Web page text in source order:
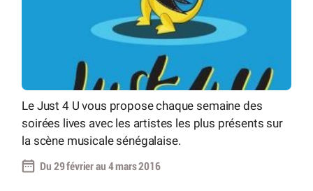
Le Just 4 U vous propose chaque semaine des
soirées lives avec les artistes les plus présents sur
la scène musicale sénégalaise.
Du 29 février au 4 mars 2016